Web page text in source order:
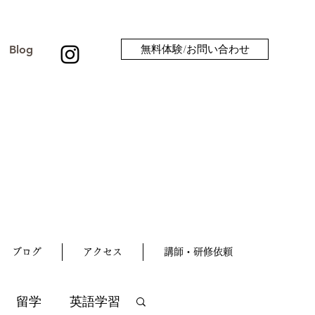
Blog 無料体験/お問い合わせ
ブログ アクセス 講師・研修依頼
留学 英語学習